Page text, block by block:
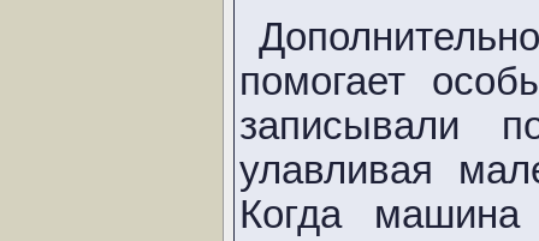
помогает
записывали
улавливая
Когда машина